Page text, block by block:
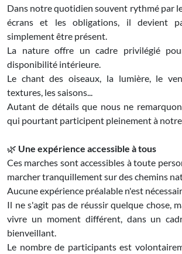
Dans notre quotidien souvent rythmé par
écrans et les obligations, il devient
simplement être présent.
La nature offre un cadre privilégié
disponibilité intérieure.
Le chant des oiseaux, la lumière, le
textures, les saisons...
Autant de détails que nous ne
qui pourtant participent pleinement à
🌿 Une expérience accessible à tous
Ces marches sont accessibles à toute
marcher tranquillement sur des chemins
Aucune expérience préalable n'est
Il ne s'agit pas de réussir quelque chose,
vivre un moment différent, dans un
bienveillant.
Le nombre de participants est